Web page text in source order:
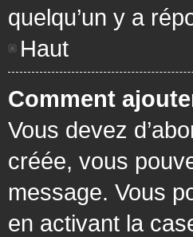
quelqu’un y a
Haut
Comment
Vous devez
créée, vous
message. Vous
en activant la